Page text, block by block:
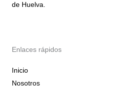
de Huelva.
Enlaces rápidos
Inicio
Nosotros